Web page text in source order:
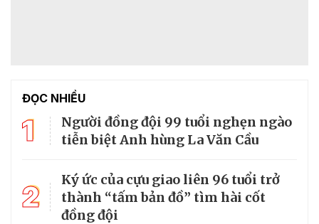
ĐỌC NHIỀU
1
Người đồng đội 99 tuổi nghẹn ngào
tiễn biệt Anh hùng La Văn Cầu
2
Ký ức của cựu giao liên 96 tuổi trở
thành “tấm bản đồ” tìm hài cốt
đồng đội